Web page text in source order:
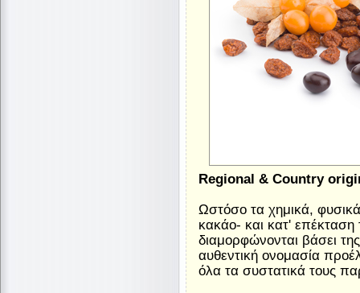
Regional & Country
Ωστόσο τα χημικά,
κακάο- και κατ'
διαμορφώνονται βάσει
αυθεντική ονομασία
όλα τα συστατικά τους